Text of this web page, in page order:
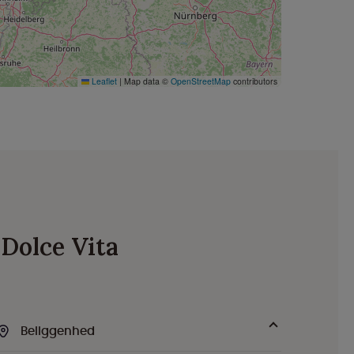
Leaflet | Map data © OpenStreetMap contributors
Vita
Beliggenhed